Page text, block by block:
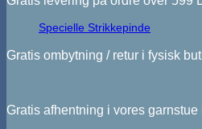
Specielle Strikkepinde
Gratis ombytning / retur i fysisk
Gratis afhentning i vores garnstue